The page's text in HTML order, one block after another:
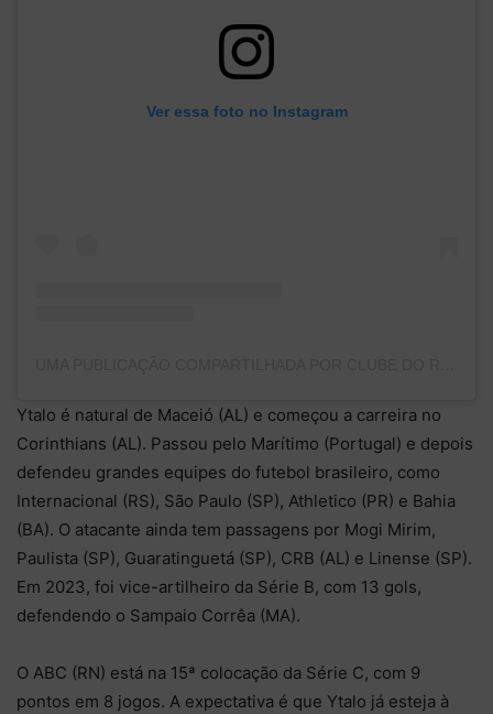
Ver essa foto no Instagram
Ytalo é natural de Maceió (AL) e começou a carreira no
Corinthians (AL). Passou pelo Marítimo (Portugal) e depois
defendeu grandes equipes do futebol brasileiro, como
Internacional (RS), São Paulo (SP), Athletico (PR) e Bahia
(BA). O atacante ainda tem passagens por Mogi Mirim,
Paulista (SP), Guaratinguetá (SP), CRB (AL) e Linense (SP).
Em 2023, foi vice-artilheiro da Série B, com 13 gols,
defendendo o Sampaio Corrêa (MA).
O ABC (RN) está na 15ª colocação da Série C, com 9
pontos em 8 jogos. A expectativa é que Ytalo já esteja à